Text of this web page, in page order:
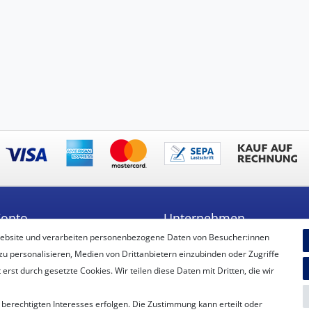
Unternehmen
Unser Ballon-Lieferservice
Unsere Filiale
Unsere Mitarbeiter
Datenschutzerklärung
und verarbeiten personenbezogene Daten von Besucher:innen
personalisieren, Medien von Drittanbietern einzubinden oder Zugriffe
durch gesetzte Cookies. Wir teilen diese Daten mit Dritten, die wir
Interesses erfolgen. Die Zustimmung kann erteilt oder